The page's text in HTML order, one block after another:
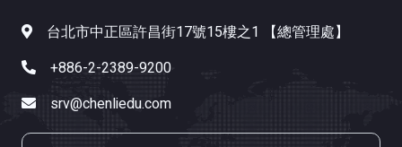
台北市中正區許昌街17號15樓之1 【總管理處】
+886-2-2389-9200
srv@chenliedu.com